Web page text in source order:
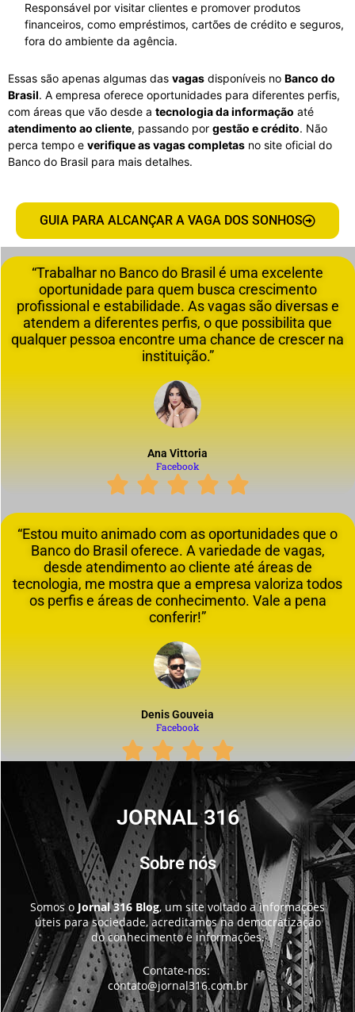
Responsável por visitar clientes e promover produtos
financeiros, como empréstimos, cartões de crédito e seguros,
fora do ambiente da agência.
Essas são apenas algumas das vagas disponíveis no Banco do
Brasil. A empresa oferece oportunidades para diferentes perfis,
com áreas que vão desde a tecnologia da informação até
atendimento ao cliente, passando por gestão e crédito. Não
perca tempo e verifique as vagas completas no site oficial do
Banco do Brasil para mais detalhes.
GUIA PARA ALCANÇAR A VAGA DOS SONHOS
“Trabalhar no Banco do Brasil é uma excelente
oportunidade para quem busca crescimento
profissional e estabilidade. As vagas são diversas e
atendem a diferentes perfis, o que possibilita que
qualquer pessoa encontre uma chance de crescer na
instituição.”
Ana Vittoria
Facebook
“Estou muito animado com as oportunidades que o
Banco do Brasil oferece. A variedade de vagas,
desde atendimento ao cliente até áreas de
tecnologia, me mostra que a empresa valoriza todos
os perfis e áreas de conhecimento. Vale a pena
conferir!”
Denis Gouveia
Facebook
JORNAL 316
Sobre nós
Somos o Jornal 316 Blog, um site voltado a informações
úteis para sociedade, acreditamos na democratização
do conhecimento e informações.
Contate-nos:
contato@jornal316.com.br